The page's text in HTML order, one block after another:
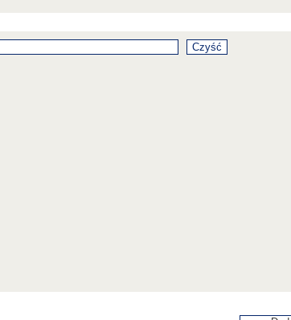
Kartoteka Wydarzeń Inwentarza
Kartoteka Wystaw
Kartoteka Znaków, Stempli i Punc Kartoteka Źródeł